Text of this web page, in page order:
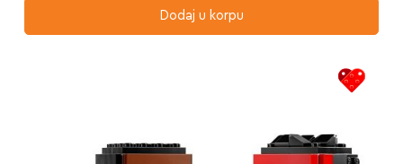
Dodaj u korpu